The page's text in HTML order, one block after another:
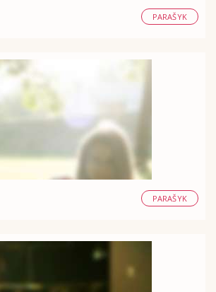
PARAŠYK
PARAŠYK